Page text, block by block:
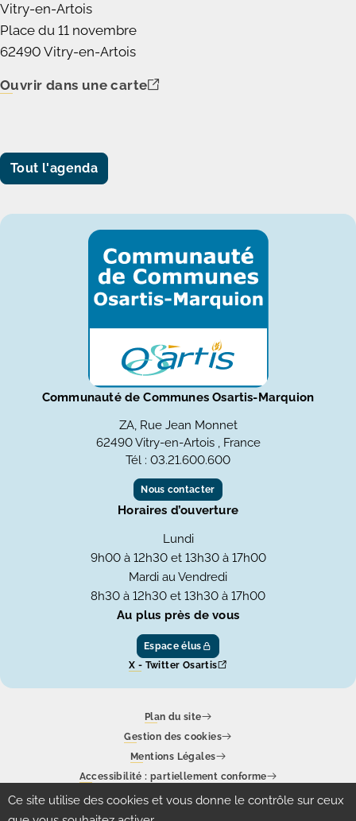
Ce site utilise des cookies et vous donne le contrôle sur ceux
Vitry-en-Artois
Place du 11 novembre
62490 Vitry-en-Artois
Ouvrir dans une carte
Tout l'agenda
Communauté de Communes Osartis-Marquion
ZA, Rue Jean Monnet
62490 Vitry-en-Artois , France
Tél : 03.21.600.600
Nous contacter
Horaires d’ouverture
Lundi
9h00 à 12h30 et 13h30 à 17h00
Mardi au Vendredi
8h30 à 12h30 et 13h30 à 17h00
Au plus près de vous
Espace élus
X - Twitter Osartis
Plan du site
Gestion des cookies
Mentions Légales
Accessibilité : partiellement conforme